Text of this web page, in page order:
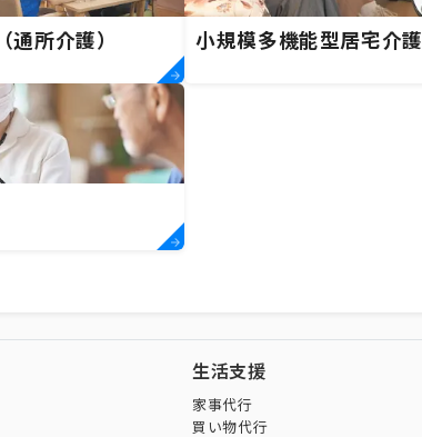
通所介護） 小規模多機能型居宅介護
生活支援
家事代行
買い物代行